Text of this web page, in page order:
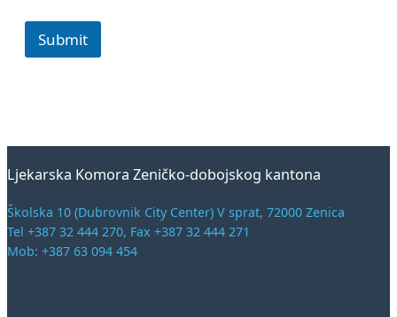
Submit
Ljekarska Komora Zeničko-dobojskog kantona
Školska 10 (Dubrovnik City Center) V sprat, 72000 Zenica
Tel +387 32 444 270, Fax +387 32 444 271
Mob: +387 63 094 454